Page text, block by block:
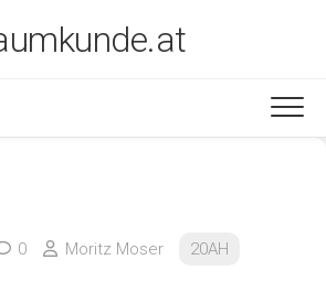
0 Moritz Moser
20AH